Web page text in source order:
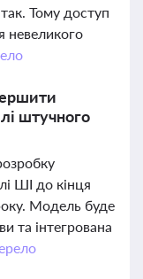
Тому доступ
невеликого
штучного
ШІ до кінця
Модель буде
та інтегрована